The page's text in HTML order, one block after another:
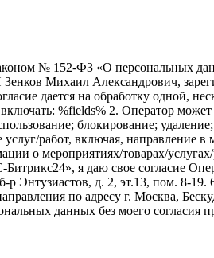
№ 152-ФЗ «О персональных
Михаил Александрович,
дается на обработку одной,
%fields% 2. Оператор может
блокирование;
работ, включая, направление
о мероприятиях/товарах/
я даю свое согласие
д. 2, эт.13, пом. 8-19.
по адресу г. Москва,
данных без моего